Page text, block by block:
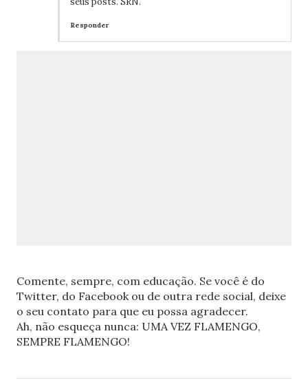
Responder
Comente, sempre, com educação. Se você é do
Twitter, do Facebook ou de outra rede social, deixe
o seu contato para que eu possa agradecer.
Ah, não esqueça nunca: UMA VEZ FLAMENGO,
SEMPRE FLAMENGO!